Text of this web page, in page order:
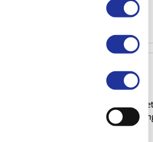
Lebensabschnitt, der durch
– beginnt sich das hormonelle